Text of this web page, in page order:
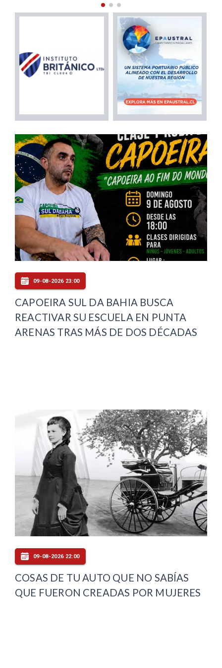
09-08-2026 23:00
CAPOEIRA SUL DA BAHIA BUSCA
REACTIVAR SU ESCUELA EN PUNTA
ARENAS TRAS MÁS DE DOS DÉCADAS
09-08-2026 22:00
COSAS DE TU AUTO QUE NO SABÍAS
QUE FUERON CREADAS POR MUJERES